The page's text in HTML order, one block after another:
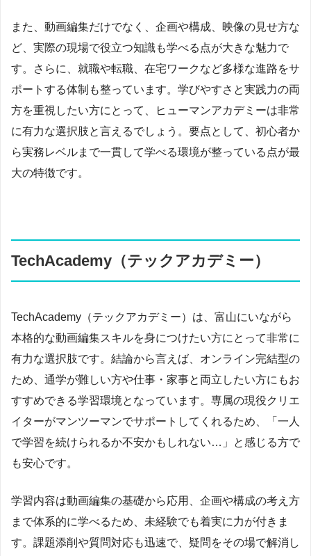
また、動画編集だけでなく、企画や構成、映像の見せ方な
ど、実際の現場で役立つ知識も学べる点が大きな魅力で
す。さらに、就職や転職、在宅ワークなど多様な進路をサ
ポートする体制も整っています。学びやすさと実践力の両
方を重視したい方にとって、ヒューマンアカデミーは非常
に有力な選択肢と言えるでしょう。要点として、初心者か
ら実務レベルまで一貫して学べる環境が整っている点が最
大の特徴です。
TechAcademy（テックアカデミー）
TechAcademy（テックアカデミー）は、富山にいながら
本格的な動画編集スキルを身につけたい方にとって非常に
有力な選択肢です。結論から言えば、オンライン完結型の
ため、通学が難しい方や仕事・家事と両立したい方にもお
すすめできる学習環境となっています。専属の現役クリエ
イターがマンツーマンでサポートしてくれるため、「一人
で学習を続けられるか不安かもしれない…」と感じる方で
も安心です。
学習内容は動画編集の基礎から応用、企画や構成の考え方
まで体系的に学べるため、未経験でも着実に力が付きま
す。課題添削や質問対応も迅速で、疑問をその場で解消し